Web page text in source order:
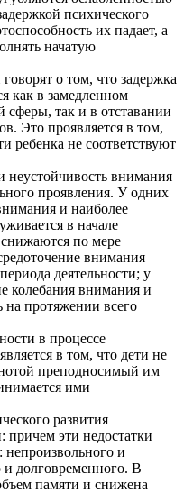
психического
их падает, а
начатую
о том, что задержка
как в замедленном
сферы, так и в отставании
Это проявляется в том,
ребенка не соответствуют
внимания
проявления. У одних
и наиболее
в начале
по мере
внимания
деятельности; у
колебания внимания и
на протяжении всего
в процессе
в том, что дети не
преподносимый им
ими
развития
причем эти недостатки
непроизвольного и
и долговременного. В
памяти и снижена